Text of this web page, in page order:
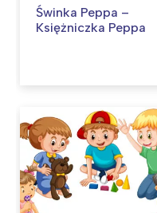
Świnka Peppa –
Księżniczka Peppa